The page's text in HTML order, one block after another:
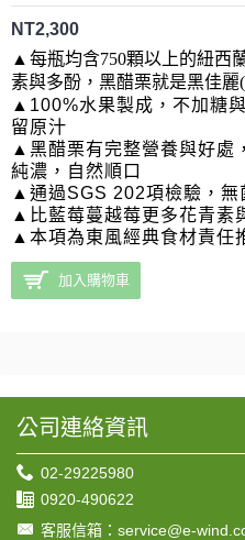
NT2,300
▲ 每瓶均含750顆以上的紐西
素與多酚，黑醋栗就是黑佳麗
▲100%水果製成，不加糖
留原汁
▲黑醋栗有完整營養與好處
純濃， 自然順口
▲通過SGS 202項檢驗，無
▲比藍莓蔓越莓更多花青素
▲本項為東風經典食材責任
加入購物車
公司連絡資訊
02-29225980
0920-490622
客服信箱：service@e-